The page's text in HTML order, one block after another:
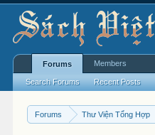
Forums Thư Viện Tổng Hợp
Forums
Search Forums Recent Posts
Members